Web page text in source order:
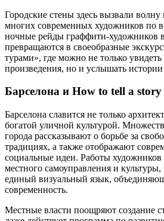
Городские стены здесь вызвали
многих современных художников по
ночные рейды граффити-художников
превращаются в своеобразные
турами», где можно не только
произведения, но и услышать истории
Барселона и How to tell a
Барселона славится не только
богатой уличной культурой.
города рассказывают о борьбе за
традициях, а также отображают
социальные идеи. Работы художников
местного самоуправления и культуры,
единый визуальный язык,
современность.
Местные власти поощряют создание